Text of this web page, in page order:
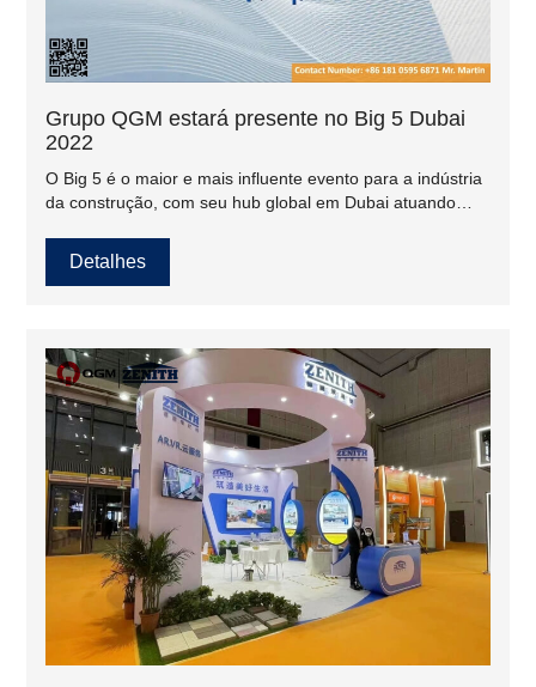
Grupo QGM estará presente no Big 5 Dubai
2022
O Big 5 é o maior e mais influente evento para a indústria
da construção, com seu hub global em Dubai atuando
Detalhes